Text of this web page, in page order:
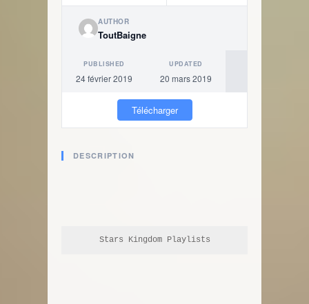
AUTHOR
ToutBaigne
PUBLISHED
24 février 2019
UPDATED
20 mars 2019
Télécharger
DESCRIPTION
Stars Kingdom Playlists